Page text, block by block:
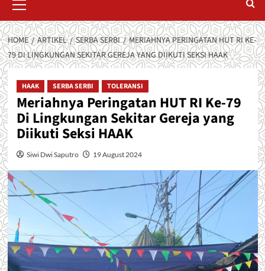
Menu
HOME ARTIKEL SERBA SERBI
MERIAHNYA PERINGATAN HUT RI KE-
79 DI LINGKUNGAN SEKITAR GEREJA YANG DIIKUTI SEKSI HAAK
HAAK SERBA SERBI TOLERANSI
Meriahnya Peringatan HUT RI Ke-79
Di Lingkungan Sekitar Gereja yang
Diikuti Seksi HAAK
Siwi Dwi Saputro 19 August 2024